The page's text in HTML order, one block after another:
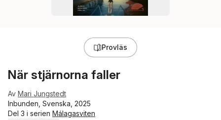
Provläs
När stjärnorna faller
Av Mari Jungstedt
Inbunden, Svenska, 2025
Del 3 i serien Málagasviten